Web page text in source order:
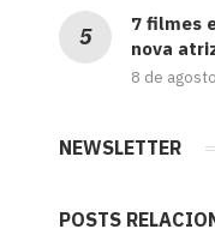
7 filmes
nova
8 de
NEWSLETTER
POSTS